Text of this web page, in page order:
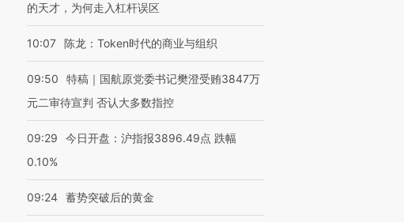
的天才，为何走入杠杆误区
10:07 陈龙：Token时代的商业与组织
09:50
特稿｜国航原党委书记樊澄受贿3847万
元二审待宣判 否认大多数指控
09:29
今日开盘：沪指报3896.49点 跌幅
0.10%
09:24 蓄势突破后的黄金